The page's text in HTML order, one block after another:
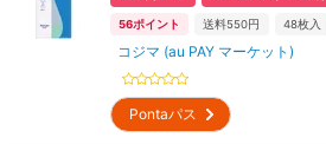
56ポイント 送料550円 48枚入
コジマ (au PAY マーケット)
Pontaパス